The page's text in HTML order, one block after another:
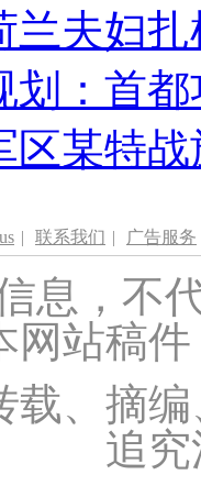
兰夫妇
划：首
区某特
| 联系我们 | 广告服务
息，不
网站稿
载、摘
追